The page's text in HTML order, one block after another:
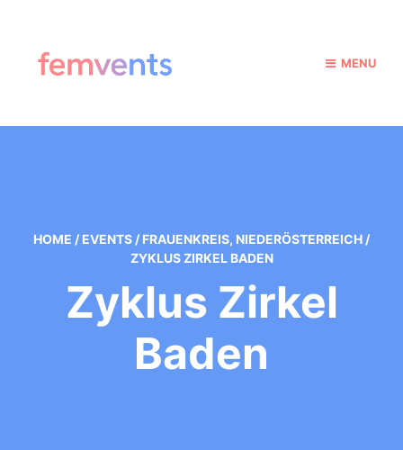
MENU
HOME / EVENTS / FRAUENKREIS, NIEDERÖSTERREICH /
ZYKLUS ZIRKEL BADEN
Zyklus Zirkel
Baden